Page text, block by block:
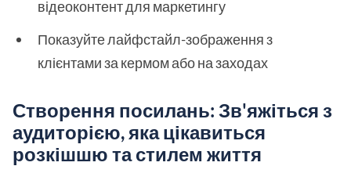
відеоконтент для маркетингу
Показуйте лайфстайл-зображення з
клієнтами за кермом або на заходах
Створення посилань: Зв'яжіться з
аудиторією, яка цікавиться
розкішшю та стилем життя